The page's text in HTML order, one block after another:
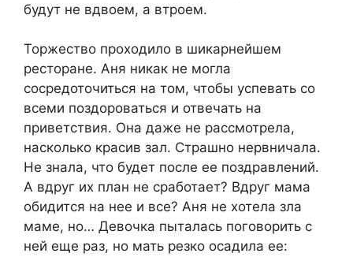
будут не вдвоем, а втроем.
Торжество проходило в шикарнейшем
ресторане. Аня никак не могла
сосредоточиться на том, чтобы успевать со
всеми поздороваться и отвечать на
приветствия. Она даже не рассмотрела,
насколько красив зал. Страшно нервничала.
Не знала, что будет после ее поздравлений.
А вдруг их план не сработает? Вдруг мама
обидится на нее и все? Аня не хотела зла
маме, но… Девочка пыталась поговорить с
ней еще раз, но мать резко осадила ее: